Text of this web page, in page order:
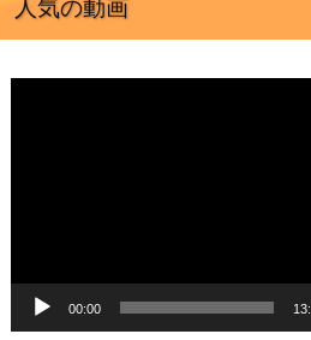
人気の動画
00:00